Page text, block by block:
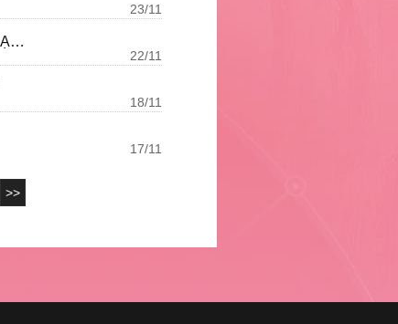
23/11
[CHUỖI SỰ KIỆN TAM NIÊN VẠN PHÚC] SỰ KIỆN 2: GIẢI ĐẤU TAM NIÊN ĐẠI CHIẾN
22/11
18/11
17/11
>>